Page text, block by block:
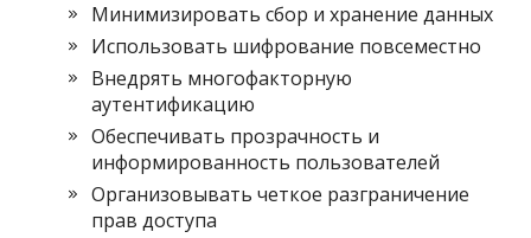
Минимизировать сбор и хранение данных
Использовать шифрование повсеместно
Внедрять многофакторную
аутентификацию
Обеспечивать прозрачность и
информированность пользователей
Организовывать четкое разграничение
прав доступа